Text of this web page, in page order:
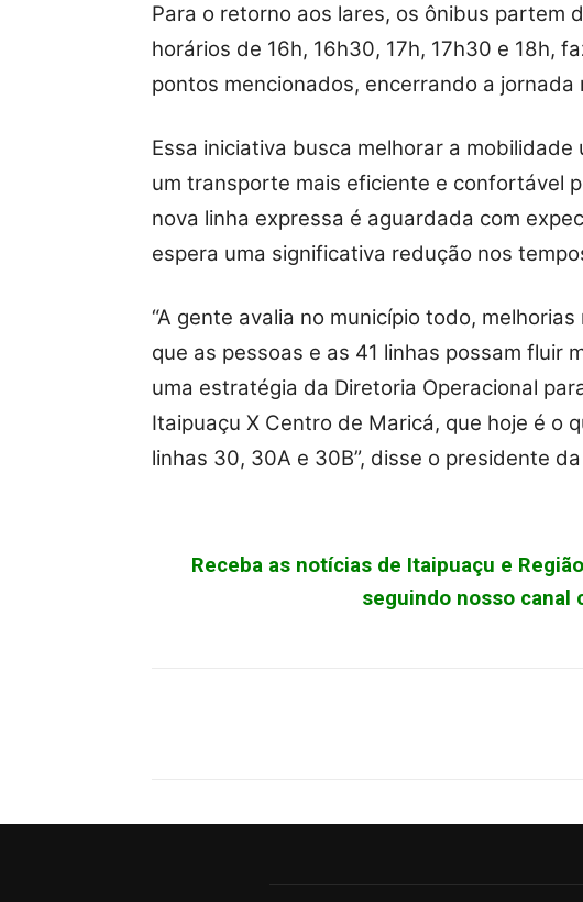
Para o retorno aos lares, os ônibus partem
horários de 16h, 16h30, 17h, 17h30 e 18h,
pontos mencionados, encerrando a jornada
Essa iniciativa busca melhorar a
um transporte mais eficiente e confortável
nova linha expressa é aguardada com
espera uma significativa redução nos
“A gente avalia no município todo,
que as pessoas e as 41 linhas possam fluir
uma estratégia da Diretoria Operacional
Itaipuaçu X Centro de Maricá, que hoje é o
linhas 30, 30A e 30B”, disse o presidente
Receba as notícias de Itaipuaçu e
seguindo nosso canal